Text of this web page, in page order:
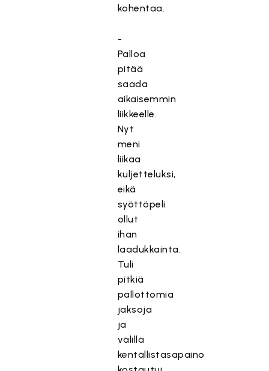
kohentaa.
-
Palloa
pitää
saada
aikaisemmin
liikkeelle.
Nyt
meni
liikaa
kuljetteluksi,
eikä
syöttöpeli
ollut
ihan
laadukkainta.
Tuli
pitkiä
pallottomia
jaksoja
ja
välillä
kentällistasapaino